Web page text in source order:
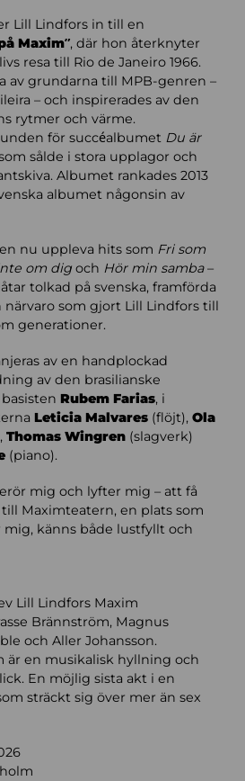
Lill Lindfors in till en
Maxim”, där hon återknyter
resa till Rio de Janeiro 1966.
av grundarna till MPB-genren –
– och inspirerades av den
rytmer och värme.
för succéalbumet Du är
sålde i stora upplagor och
Albumet rankades 2013
albumet någonsin av
nu uppleva hits som Fri som
om digoch Hör min samba–
tolkad på svenska, framförda
närvaro som gjort Lill Lindfors till
generationer.
av en handplockad
av den brasilianske
Rubem Farias, i
Leticia Malvares(flöjt), Ola
Thomas Wingren(slagverk)
(piano).
mig och lyfter mig – att få
Maximteatern, en plats som
känns både lustfyllt och
Lill Lindfors Maxim
Brännström, Magnus
och Aller Johansson.
är en musikalisk hyllning och
En möjlig sista akt i en
sträckt sig över mer än sex